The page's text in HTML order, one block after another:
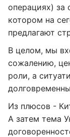
операциях) за
котором на
предлагают
В целом, мы
сожалению,
роли, а
Из плюсов -
А затем тема